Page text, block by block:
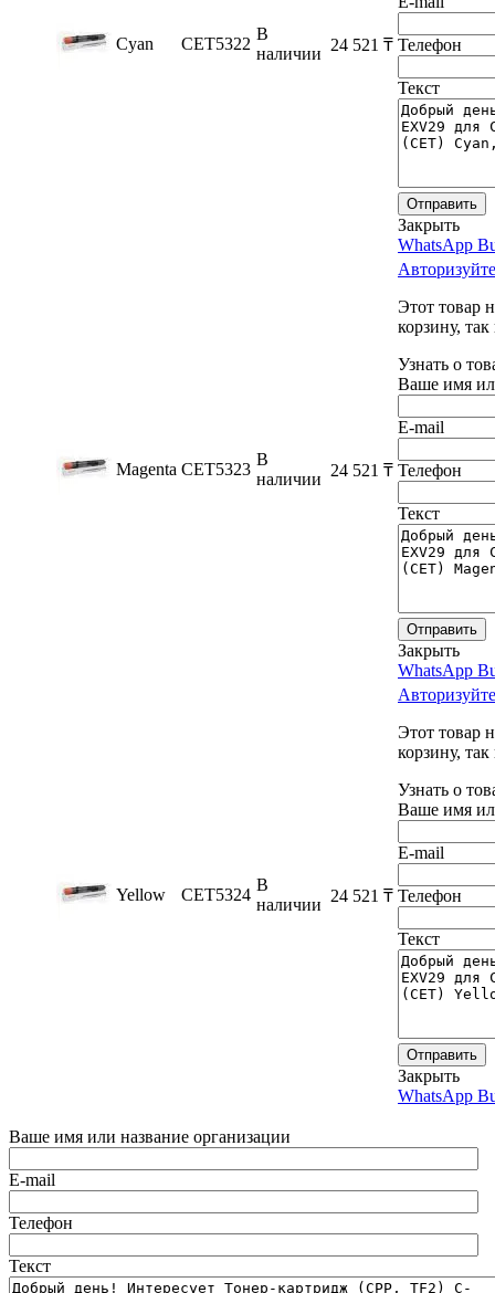
Cyan CET5322
В
наличии 24 521 ₸ Телефон
Текст
Отправить
Закрыть
WhatsApp
Magenta CET5323
В
наличии 24 521 ₸
Этот товар
корзину,
Узнать о
Ваше имя
E-mail
Телефон
Текст
Отправить
Закрыть
WhatsApp
Yellow CET5324
В
наличии 24 521 ₸
Этот товар
корзину,
Узнать о
Ваше имя
E-mail
Телефон
Текст
Отправить
Закрыть
WhatsApp
Ваше имя или название организации
E-mail
Телефон
Текст